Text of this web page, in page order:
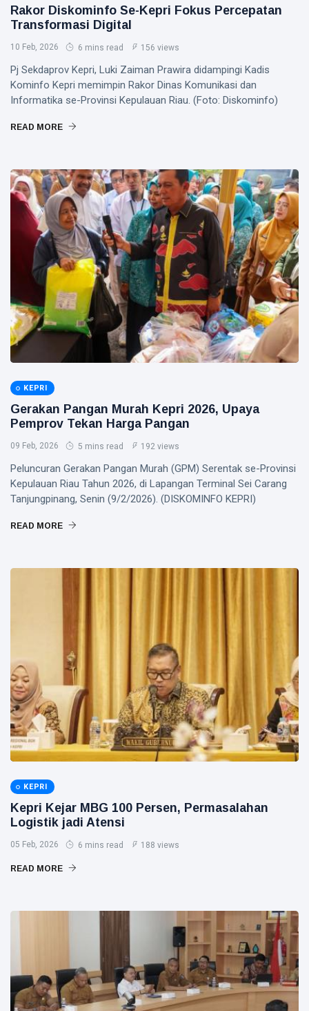
KPK
PSSI
Rakor Diskominfo Se-Kepri Fokus Percepatan
Transformasi Digital
10 Feb, 2026 6 mins read 156 views
Pj Sekdaprov Kepri, Luki Zaiman Prawira didampingi Kadis
Kominfo Kepri memimpin Rakor Dinas Komunikasi dan
Informatika se-Provinsi Kepulauan Riau. (Foto: Diskominfo)
READ MORE
KEPRI
Gerakan Pangan Murah Kepri 2026, Upaya
Pemprov Tekan Harga Pangan
09 Feb, 2026 5 mins read 192 views
Peluncuran Gerakan Pangan Murah (GPM) Serentak se-Provinsi
Kepulauan Riau Tahun 2026, di Lapangan Terminal Sei Carang
Tanjungpinang, Senin (9/2/2026). (DISKOMINFO KEPRI)
READ MORE
KEPRI
Kepri Kejar MBG 100 Persen, Permasalahan
Logistik jadi Atensi
05 Feb, 2026 6 mins read 188 views
READ MORE